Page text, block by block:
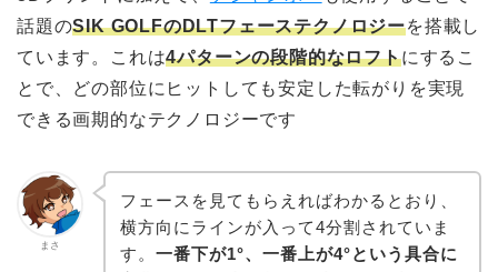
話題のSIK GOLFのDLTフェーステクノロジーを搭載し
ています。これは4パターンの段階的なロフトにするこ
とで、どの部位にヒットしても安定した転がりを実現
できる画期的なテクノロジーです
まさ
フェースを見てもらえればわかるとおり、
横方向にラインが入って4分割されていま
す。 一番下が1°、一番上が4°という具合に